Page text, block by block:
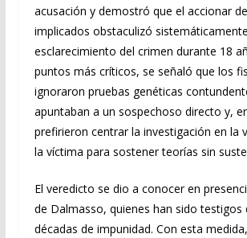
acusación y demostró que el accionar
implicados obstaculizó
esclarecimiento del crimen durante 18
puntos más críticos, se señaló que los
ignoraron pruebas genéticas
apuntaban a un sospechoso directo y,
prefirieron centrar la investigación en la
la víctima para sostener teorías sin
El veredicto se dio a conocer en
de Dalmasso, quienes han sido testigos
décadas de impunidad. Con esta